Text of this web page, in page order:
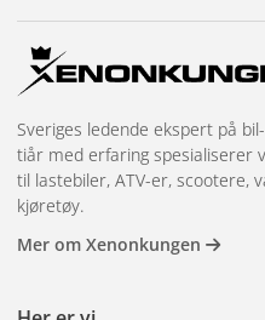
Sveriges ledende ekspert på
tiår med erfaring spesialiserer
til lastebiler, ATV-er, scootere,
kjøretøy.
Mer om Xenonkungen